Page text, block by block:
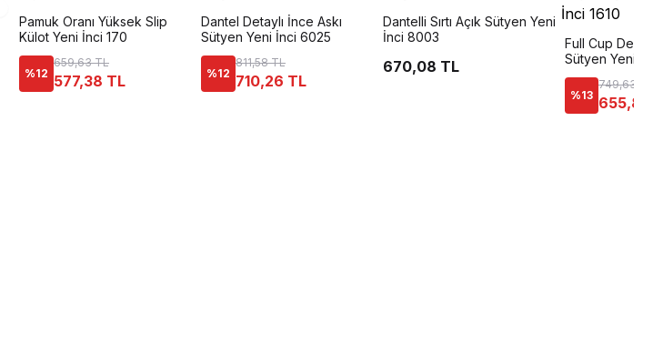
Pamuk Oranı Yüksek Slip
Külot Yeni İnci 170
%12
659,63 TL
577,38 TL
Dantel Detaylı İnce Askı
Sütyen Yeni İnci 6025
%12
811,58 TL
710,26 TL
Dantelli Sırtı Açık Sütyen Yeni
İnci 8003
670,08 TL
Full Cup
Sütyen Yeni İnci
%13
749,63 TL
655,86